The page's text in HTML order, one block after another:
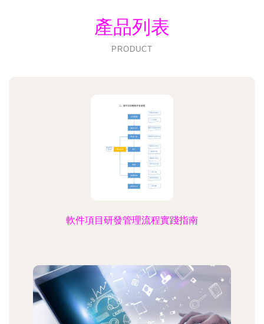
產品列表
PRODUCT
軟件項目研發管理流程實踐指南